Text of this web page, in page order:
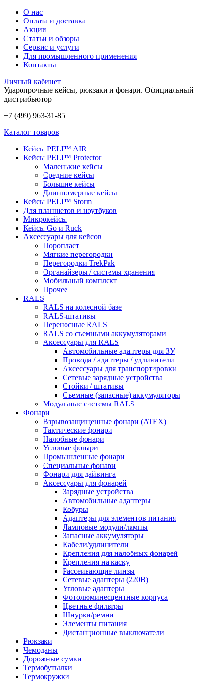
О нас
Оплата и доставка
Акции
Статьи и обзоры
Сервис и услуги
Для промышленного применения
Контакты
Личный кабинет
Ударопрочные кейсы, рюкзаки и фонари. Официальный
дистрибьютор
+7 (499) 963-31-85
Каталог товаров
Кейсы PELI™ AIR
Кейсы PELI™ Protector
Маленькие кейсы
Средние кейсы
Большие кейсы
Длинномерные кейсы
Кейсы PELI™ Storm
Для планшетов и ноутбуков
Микрокейсы
Кейсы Go и Ruck
Аксессуары для кейсов
Поропласт
Мягкие перегородки
Перегородки TrekPak
Органайзеры / системы хранения
Мобильный комплект
Прочее
RALS
RALS на колесной базе
RALS-штативы
Переносные RALS
RALS со съемными аккумуляторами
Аксессуары для RALS
Автомобильные адаптеры для ЗУ
Провода / адаптеры / удлинители
Аксессуары для транспортировки
Сетевые зарядные устройства
Стойки / штативы
Съемные (запасные) аккумуляторы
Модульные системы RALS
Фонари
Взрывозащищенные фонари (ATEX)
Тактические фонари
Налобные фонари
Угловые фонари
Промышленные фонари
Специальные фонари
Фонари для дайвинга
Аксессуары для фонарей
Зарядные устройства
Автомобильные адаптеры
Кобуры
Адаптеры для элементов питания
Ламповые модули/лампы
Запасные аккумуляторы
Кабели/удлинители
Крепления для налобных фонарей
Крепления на каску
Рассеивающие линзы
Сетевые адаптеры (220В)
Угловые адаптеры
Фотолюминесцентные корпуса
Цветные фильтры
Шнурки/ремни
Элементы питания
Дистанционные выключатели
Рюкзаки
Чемоданы
Дорожные сумки
Термобутылки
Термокружки